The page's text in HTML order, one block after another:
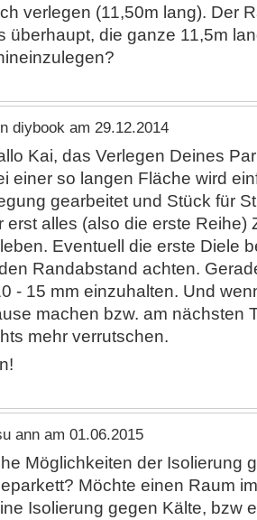
verlegen (11,50m lang). Der
überhaupt, die ganze 11,5m
diybook am 29.12.2014
Kai, das Verlegen Deines
einer so langen Fläche wird
gearbeitet und Stück für
erst alles (also die erste Reihe)
Eventuell die erste Diele
Randabstand achten.
- 15 mm einzuhalten. Und
machen bzw. am nächsten
mehr verrutschen.
ann am 01.06.2015
Möglichkeiten der Isolierung
Möchte einen Raum
Isolierung gegen Kälte, bzw